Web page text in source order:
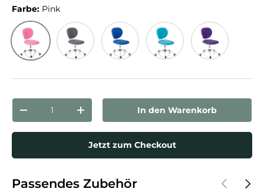
Farbe: Pink
Pink
Anzahl
Menge verringernMenge erhöhenIn den Warenkorb
Jetzt zum Checkout
Passendes Zubehör Vorherige